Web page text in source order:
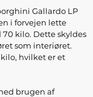
Gallardo LP
i forvejen lette
kilo. Dette skyldes
som interiøret.
hvilket er et
brugen af